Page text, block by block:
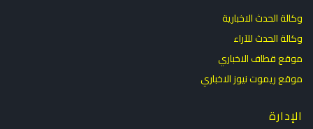
وكالة الحدث الاخبارية
وكالة الحدث للآراء
موقع قطاف الاخباري
موقع ريموت نيوز الاخباري
الإدارة